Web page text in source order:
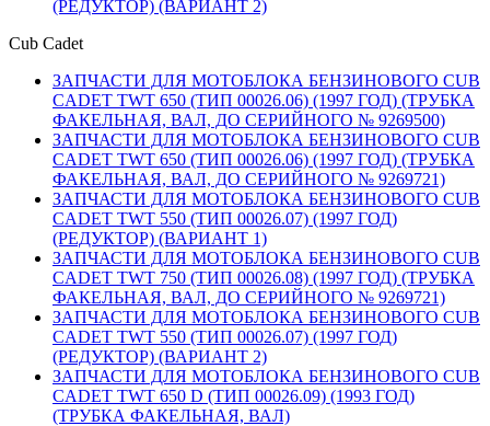
(РЕДУКТОР) (ВАРИАНТ 2)
Cub Cadet
ЗАПЧАСТИ ДЛЯ МОТОБЛОКА БЕНЗИНОВОГО CUB
CADET TWT 650 (ТИП 00026.06) (1997 ГОД) (ТРУБКА
ФАКЕЛЬНАЯ, ВАЛ, ДО СЕРИЙНОГО № 9269500)
ЗАПЧАСТИ ДЛЯ МОТОБЛОКА БЕНЗИНОВОГО CUB
CADET TWT 650 (ТИП 00026.06) (1997 ГОД) (ТРУБКА
ФАКЕЛЬНАЯ, ВАЛ, ДО СЕРИЙНОГО № 9269721)
ЗАПЧАСТИ ДЛЯ МОТОБЛОКА БЕНЗИНОВОГО CUB
CADET TWT 550 (ТИП 00026.07) (1997 ГОД)
(РЕДУКТОР) (ВАРИАНТ 1)
ЗАПЧАСТИ ДЛЯ МОТОБЛОКА БЕНЗИНОВОГО CUB
CADET TWT 750 (ТИП 00026.08) (1997 ГОД) (ТРУБКА
ФАКЕЛЬНАЯ, ВАЛ, ДО СЕРИЙНОГО № 9269721)
ЗАПЧАСТИ ДЛЯ МОТОБЛОКА БЕНЗИНОВОГО CUB
CADET TWT 550 (ТИП 00026.07) (1997 ГОД)
(РЕДУКТОР) (ВАРИАНТ 2)
ЗАПЧАСТИ ДЛЯ МОТОБЛОКА БЕНЗИНОВОГО CUB
CADET TWT 650 D (ТИП 00026.09) (1993 ГОД)
(ТРУБКА ФАКЕЛЬНАЯ, ВАЛ)